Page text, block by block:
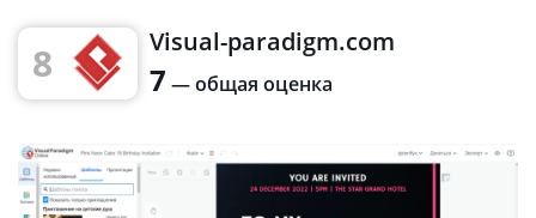
8 Visual-paradigm.com
7 — общая оценка